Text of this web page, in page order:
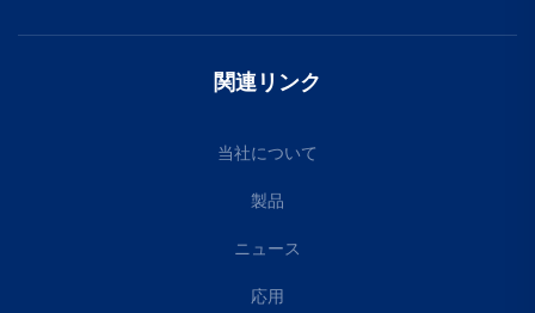
関連リンク
当社について
製品
ニュース
応用